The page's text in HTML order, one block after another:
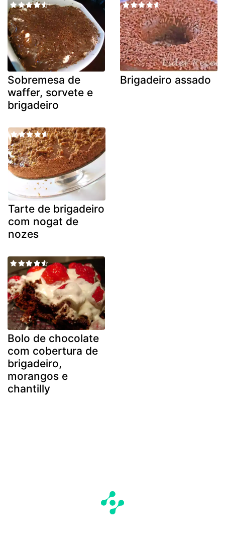
Sobremesa de
waffer, sorvete e
brigadeiro
Brigadeiro assado
Tarte de brigadeiro
com nogat de
nozes
Bolo de chocolate
com cobertura de
brigadeiro,
morangos e
chantilly